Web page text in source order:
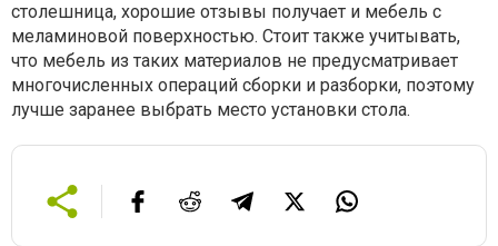
столешница, хорошие отзывы получает и мебель с
меламиновой поверхностью. Стоит также учитывать,
что мебель из таких материалов не предусматривает
многочисленных операций сборки и разборки, поэтому
лучше заранее выбрать место установки стола.